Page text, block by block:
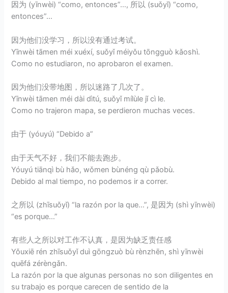
因为 (yīnwèi) “como, entonces”…, 所以 (suǒyǐ) “como,
entonces”…
因为他们没学习，所以没有通过考试。
Yīnwèi tāmen méi xuéxí, suǒyǐ méiyǒu tōngguò kǎoshì.
Como no estudiaron, no aprobaron el examen.
因为他们没带地图，所以迷路了几次了。
Yīnwèi tāmen méi dài dìtú, suǒyǐ mílùle jǐ cì le.
Como no trajeron mapa, se perdieron muchas veces.
由于 (yóuyú) “Debido a”
由于天气不好，我们不能去跑步。
Yóuyú tiānqì bù hǎo, wǒmen bùnéng qù pǎobù.
Debido al mal tiempo, no podemos ir a correr.
之所以 (zhīsuǒyǐ) “la razón por la que…”, 是因为 (shì yīnwèi)
“es porque…”
有些人之所以对工作不认真，是因为缺乏责任感
Yǒuxiē rén zhīsuǒyǐ duì gōngzuò bù rènzhēn, shì yīnwèi
quēfá zérèngǎn.
La razón por la que algunas personas no son diligentes en
su trabajo es porque carecen de sentido de la